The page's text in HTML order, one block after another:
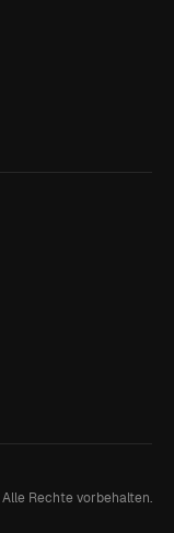
Alle Rechte vorbehalten.